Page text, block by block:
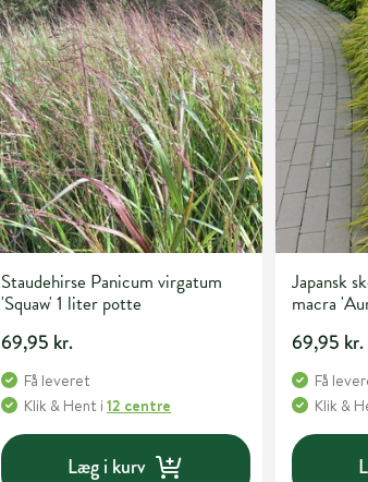
Staudehirse Panicum virgatum
'Squaw' 1 liter potte
69,95 kr.
Få leveret
Klik & Hent i12 centre
Læg i kurv
Japansk
macra
69,95 kr.
Få
Klik &